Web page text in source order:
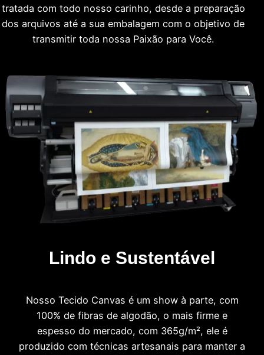
tratada com todo nosso carinho, desde a preparação
dos arquivos até a sua embalagem com o objetivo de
transmitir toda nossa Paixão para Você.
Lindo e Sustentável
Nosso Tecido Canvas é um show à parte, com
100% de fibras de algodão, o mais firme e
espesso do mercado, com 365g/m², ele é
produzido com técnicas artesanais para manter a